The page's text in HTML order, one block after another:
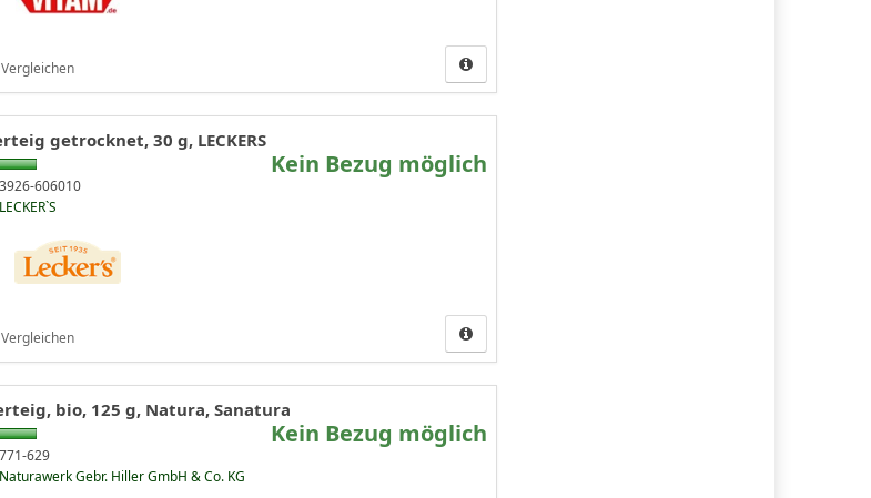
getrocknet, 30 g, LECKERS
3926-606010
LECKER`S
Kein Bezug möglich
bio, 125 g, Natura, Sanatura
771-629
Naturawerk Gebr. Hiller GmbH & Co. KG
Kein Bezug möglich